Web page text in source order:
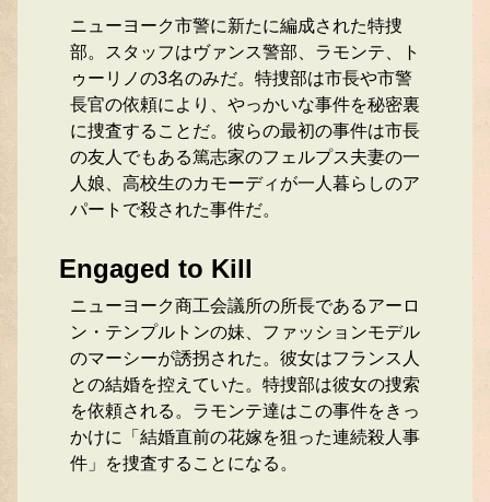
ニューヨーク市警に新たに編成された特捜
部。スタッフはヴァンス警部、ラモンテ、ト
ゥーリノの3名のみだ。特捜部は市長や市警
長官の依頼により、やっかいな事件を秘密裏
に捜査することだ。彼らの最初の事件は市長
の友人でもある篤志家のフェルプス夫妻の一
人娘、高校生のカモーディが一人暮らしのア
パートで殺された事件だ。
Engaged to Kill
ニューヨーク商工会議所の所長であるアーロ
ン・テンプルトンの妹、ファッションモデル
のマーシーが誘拐された。彼女はフランス人
との結婚を控えていた。特捜部は彼女の捜索
を依頼される。ラモンテ達はこの事件をきっ
かけに「結婚直前の花嫁を狙った連続殺人事
件」を捜査することになる。